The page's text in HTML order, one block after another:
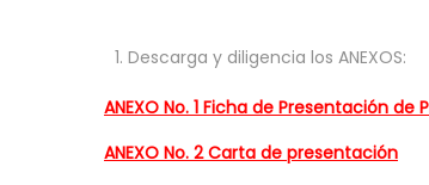
Descarga y diligencia los ANEXOS:
ANEXO No. 1 Ficha de Presentación de
ANEXO No. 2 Carta de presentación